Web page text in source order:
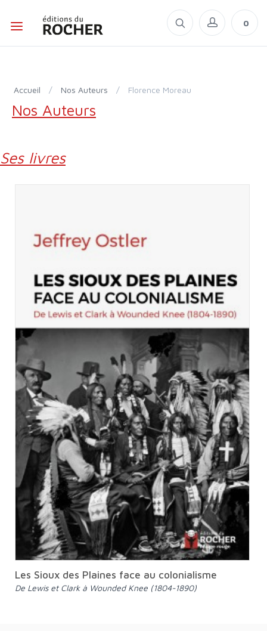
0
Accueil / Nos Auteurs / Florence Moreau
Nos Auteurs
Ses livres
Les Sioux des Plaines face au colonialisme
De Lewis et Clark à Wounded Knee (1804-1890)